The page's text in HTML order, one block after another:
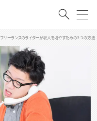
会員登録
フリーランスのライターが収入を増やすための3つの方法